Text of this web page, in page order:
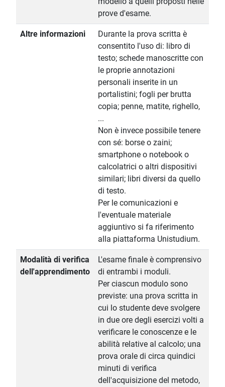
prove d'esame.
Altre informazioni
Durante la prova scritta è
consentito l'uso di: libro di
testo; schede manoscritte con
le proprie annotazioni
personali inserite in un
portalistini; fogli per brutta
copia; penne, matite, righello,
...
Non è invece possibile tenere
con sé: borse o zaini;
smartphone o notebook o
calcolatrici o altri dispositivi
similari; libri diversi da quello
di testo.
Per le comunicazioni e
l'eventuale materiale
aggiuntivo si fa riferimento
alla piattaforma Unistudium.
Modalità di verifica
dell'apprendimento
L'esame finale è comprensivo
di entrambi i moduli.
Per ciascun modulo sono
previste: una prova scritta in
cui lo studente deve svolgere
in due ore degli esercizi volti a
verificare le conoscenze e le
abilità relative al calcolo; una
prova orale di circa quindici
minuti di verifica
dell'acquisizione del metodo,